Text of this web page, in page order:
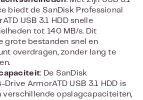
biedt de SanDisk Professional
USB 3.1 HDD snelle
tot 140 MB/s. Dit
grote bestanden snel en
overdragen, zonder lang te
: De SanDisk
Drive ArmorATD USB 3.1 HDD is
verschillende opslagcapaciteiten,